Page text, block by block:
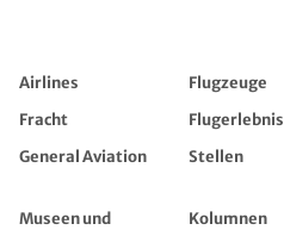
Airlines Flugzeuge
Fracht
Flugerlebnis
General Aviation
Stellen
Museen und
Kolumnen